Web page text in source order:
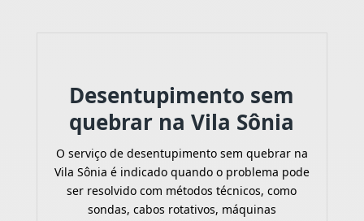
Desentupimento sem
quebrar na Vila Sônia
O serviço de desentupimento sem quebrar na
Vila Sônia é indicado quando o problema pode
ser resolvido com métodos técnicos, como
sondas, cabos rotativos, máquinas